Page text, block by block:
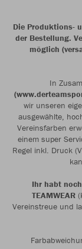
Die Produktions-
der Bestellung.
möglich
In
wir unseren
ausgewählte,
Vereinsfarben
einem super
Regel inkl. Druck
Ihr habt
TEAMWEAR
Vereinstreue und